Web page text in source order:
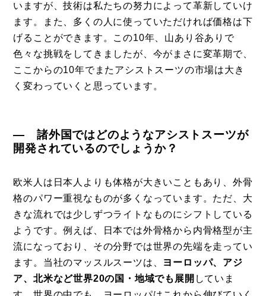
いますが、技術は私たちの努力によって革新していけ
ます。また、多くの人に使っていただければ価格は下
げることができます。この10年、山あり谷ありで
色々な挑戦をしてきましたが、今がまさに変革期で、
ここからの10年でまたアシストスーツの市場は大き
く変わっていくと思っています。
― 諸外国ではどのようなアシストスーツが
開発されているのでしょうか？
欧米人は日本人よりも体格が大きいこともあり、外骨
格のパワー重視なものが多くなっています。ただ、大
きな流れでは少しずつライトなものにシフトしている
ようです。例えば、日本では外骨格から内骨格型が主
流になっており、その分野では世界の先端を走ってい
ます。当社のマッスルスーツは、 ヨーロッパ、アジ
ア、北米など世界20の国・地域でも展開 していま